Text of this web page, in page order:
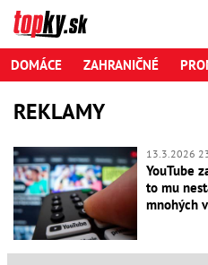
DOMÁCE ZAHRANIČNÉ
REKLAMY
13.3.2026
YouTube
to mu
mnohých